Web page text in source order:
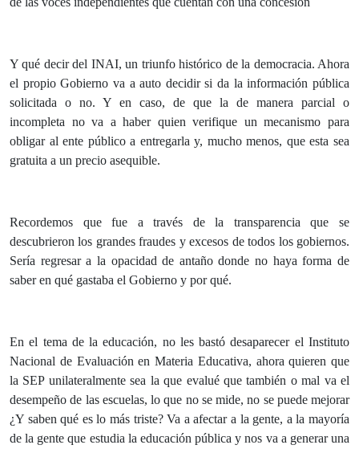
Y qué decir del INAI, un triunfo histórico de la democracia. Ahora
el propio Gobierno va a auto decidir si da la información pública
solicitada o no. Y en caso, de que la de manera parcial o
incompleta no va a haber quien verifique un mecanismo para
obligar al ente público a entregarla y, mucho menos, que esta sea
gratuita a un precio asequible.
Recordemos que fue a través de la transparencia que se
descubrieron los grandes fraudes y excesos de todos los gobiernos.
Sería regresar a la opacidad de antaño donde no haya forma de
saber en qué gastaba el Gobierno y por qué.
En el tema de la educación, no les bastó desaparecer el Instituto
Nacional de Evaluación en Materia Educativa, ahora quieren que
la SEP unilateralmente sea la que evalué que también o mal va el
desempeño de las escuelas, lo que no se mide, no se puede mejorar
¿Y saben qué es lo más triste? Va a afectar a la gente, a la mayoría
de la gente que estudia la educación pública y nos va a generar una